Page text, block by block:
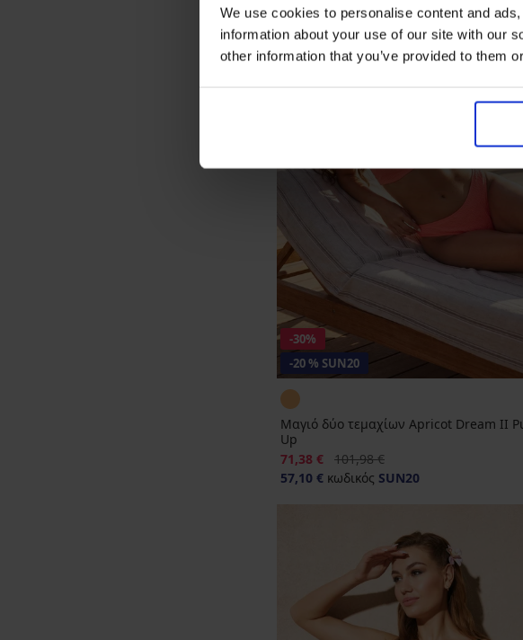
We use cookies to personalise content and
information about your use of our site with our
other information that you’ve provided to them
-30%
-20 % SUN20
Μαγιό δύο τεμαχίων Apricot Dream II
Up
Έκπτωση
71,38 € Αρχική τιμή
101,98 €
57,10 € κωδικός SUN20